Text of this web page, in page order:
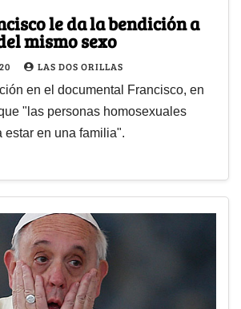
le da la bendición a
mismo sexo
LAS DOS ORILLAS
en el documental Francisco, en
"las personas homosexuales
estar en una familia".